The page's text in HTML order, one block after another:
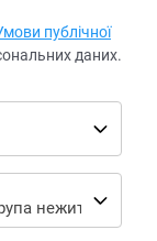
публічної
даних.